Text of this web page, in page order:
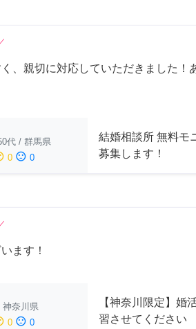
、親切に対応していただきました！
代 / 群馬県
0 sentiment_dissatisfied 0
結婚相談所 無料モ
募集します！
ます！
神奈川県
0 sentiment_dissatisfied 0
【神奈川限定】婚
習させてください